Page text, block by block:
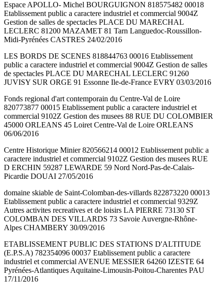
Espace APOLLO- Michel BOURGUIGNON 818575482 00018
Etablissement public a caractere industriel et commercial 9004Z
Gestion de salles de spectacles PLACE DU MARECHAL
LECLERC 81200 MAZAMET 81 Tarn Languedoc-Roussillon-
Midi-Pyrénées CASTRES 24/02/2016
LES BORDS DE SCENES 818844763 00016 Etablissement
public a caractere industriel et commercial 9004Z Gestion de salles
de spectacles PLACE DU MARECHAL LECLERC 91260
JUVISY SUR ORGE 91 Essonne Ile-de-France EVRY 03/03/2016
Fonds regional d'art contemporain du Centre-Val de Loire
820773877 00015 Etablissement public a caractere industriel et
commercial 9102Z Gestion des musees 88 RUE DU COLOMBIER
45000 ORLEANS 45 Loiret Centre-Val de Loire ORLEANS
06/06/2016
Centre Historique Minier 820566214 00012 Etablissement public a
caractere industriel et commercial 9102Z Gestion des musees RUE
D ERCHIN 59287 LEWARDE 59 Nord Nord-Pas-de-Calais-
Picardie DOUAI 27/05/2016
domaine skiable de Saint-Colomban-des-villards 822873220 00013
Etablissement public a caractere industriel et commercial 9329Z
Autres activites recreatives et de loisirs LA PIERRE 73130 ST
COLOMBAN DES VILLARDS 73 Savoie Auvergne-Rhône-
Alpes CHAMBERY 30/09/2016
ETABLISSEMENT PUBLIC DES STATIONS D'ALTITUDE
(E.P.S.A) 782354096 00037 Etablissement public a caractere
industriel et commercial AVENUE MESSIER 64260 IZESTE 64
Pyrénées-Atlantiques Aquitaine-Limousin-Poitou-Charentes PAU
17/11/2016